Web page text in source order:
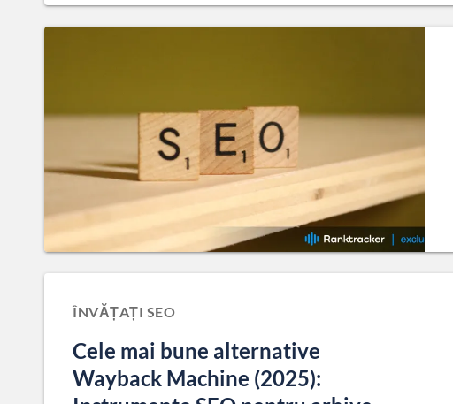
ÎNVĂȚAȚI SEO
Cele mai bune alternative
Wayback Machine (2025):